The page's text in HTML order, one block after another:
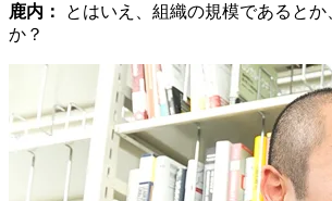
鹿内：
とはいえ、組織の規模であると
か？